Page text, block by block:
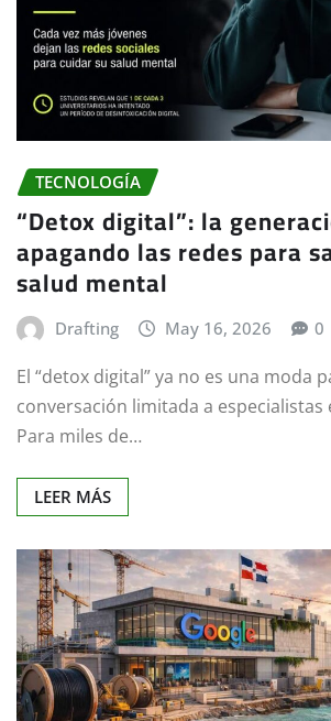
TECNOLOGÍA
“Detox digital”: la
apagando las redes para
salud mental
Drafting May 16, 2026 0
El “detox digital” ya no es una moda
conversación limitada a especialistas
Para miles de…
LEER MÁS